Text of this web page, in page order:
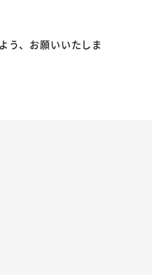
う、お願いいたしま